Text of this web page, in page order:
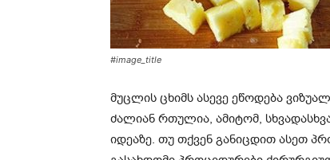
#image_title
მუცლის ცხიმს ასევე ეწოდება
ძალიან რთულია, ამიტომ,
იდეაზე. თუ თქვენ განიცდით ასეთ